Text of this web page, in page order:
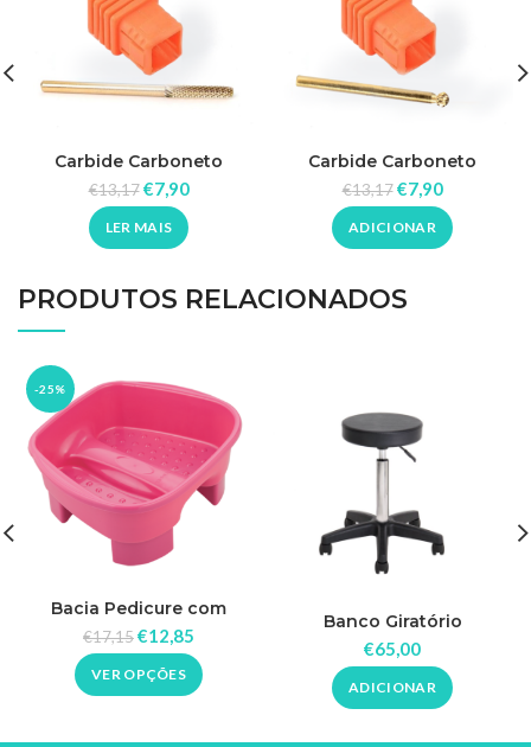
Carbide Carboneto
Finalização
€13,17 €7,90
LER MAIS
Carbide Carboneto
Cutícula
€13,17 €7,90
ADICIONAR
PRODUTOS RELACIONADOS
-25%
Bacia Pedicure com
Pedestal Dompel
€17,15€12,85
VER OPÇÕES
Banco Giratório
€65,00
ADICIONAR